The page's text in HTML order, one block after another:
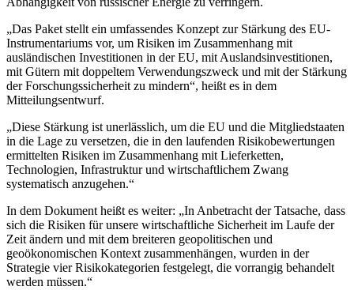
„Das Paket stellt ein umfassendes Konzept zur Stärkung des EU-
Instrumentariums vor, um Risiken im Zusammenhang mit
ausländischen Investitionen in der EU, mit Auslandsinvestitionen,
mit Gütern mit doppeltem Verwendungszweck und mit der Stärkung
der Forschungssicherheit zu mindern“, heißt es in dem
Mitteilungsentwurf.
„Diese Stärkung ist unerlässlich, um die EU und die Mitgliedstaaten
in die Lage zu versetzen, die in den laufenden Risikobewertungen
ermittelten Risiken im Zusammenhang mit Lieferketten,
Technologien, Infrastruktur und wirtschaftlichem Zwang
systematisch anzugehen.“
In dem Dokument heißt es weiter: „In Anbetracht der Tatsache, dass
sich die Risiken für unsere wirtschaftliche Sicherheit im Laufe der
Zeit ändern und mit dem breiteren geopolitischen und
geoökonomischen Kontext zusammenhängen, wurden in der
Strategie vier Risikokategorien festgelegt, die vorrangig behandelt
werden müssen.“